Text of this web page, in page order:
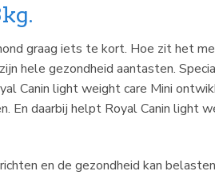
graag iets te kort. Hoe zit het
hele gezondheid aantasten.
Canin light weight care Mini
daarbij helpt Royal Canin light
en de gezondheid kan